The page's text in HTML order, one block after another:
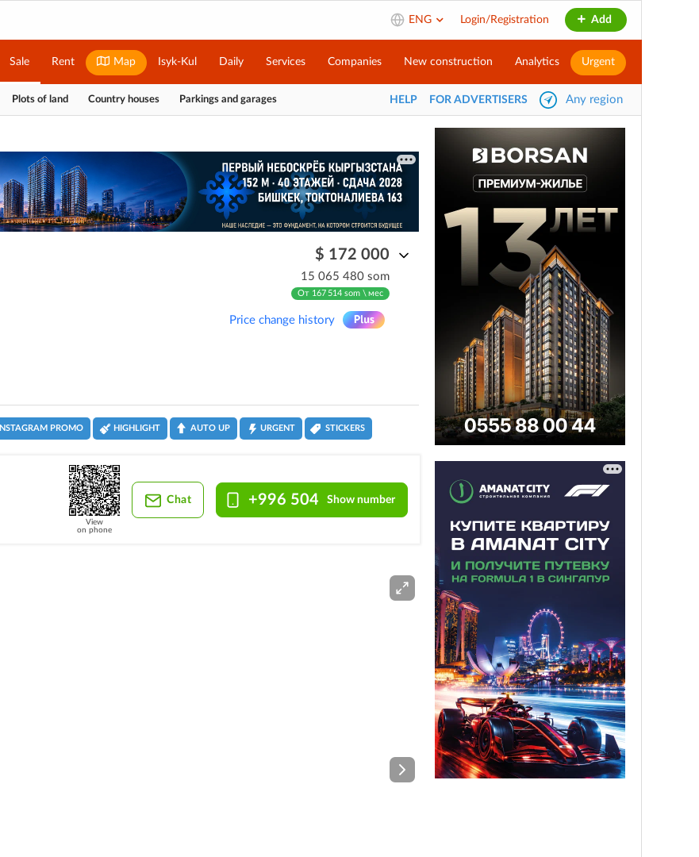
ENG Login/Registration Add
Sale Rent Map Isyk-Kul Daily Services Companies New construction Analytics Urgent
Plots of land Country houses Parkings and garages HELP FOR ADVERTISERS Any region
$ 172 000
15 065 480 som
От 167 514 som \ мес
Price change history
INSTAGRAM PROMO HIGHLIGHT AUTO UP URGENT STICKERS
View
on phone
Chat +996 504 Show number
ADS